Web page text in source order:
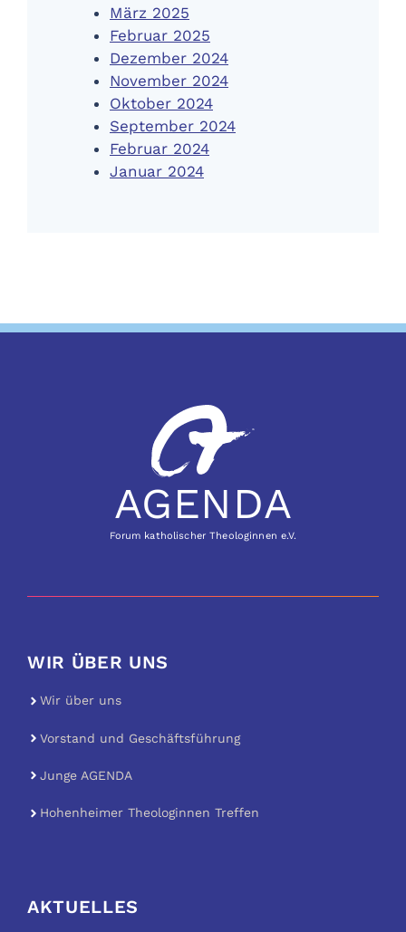
März 2025
Februar 2025
Dezember 2024
November 2024
Oktober 2024
September 2024
Februar 2024
Januar 2024
AGENDA
Forum katholischer Theologinnen e.V.
WIR ÜBER UNS
Wir über uns
Vorstand und Geschäftsführung
Junge AGENDA
Hohenheimer Theologinnen Treffen
AKTUELLES